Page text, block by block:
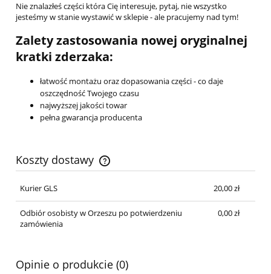
Nie znalazłeś części która Cię interesuje, pytaj, nie wszystko
jesteśmy w stanie wystawić w sklepie - ale pracujemy nad tym!
Zalety zastosowania nowej oryginalnej
kratki zderzaka:
łatwość montażu oraz dopasowania części - co daje
oszczędność Twojego czasu
najwyższej jakości towar
pełna gwarancja producenta
Koszty dostawy
Cena nie zawiera ewentualnych kosztów płatności
Kurier GLS
20,00 zł
Odbiór osobisty w Orzeszu po potwierdzeniu
zamówienia
0,00 zł
Opinie o produkcie (0)